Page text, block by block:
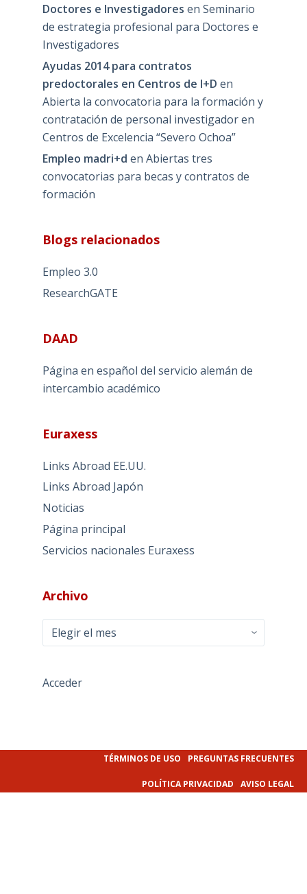
Doctores e Investigadores en Seminario
de estrategia profesional para Doctores e
Investigadores
Ayudas 2014 para contratos
predoctorales en Centros de I+D en
Abierta la convocatoria para la formación y
contratación de personal investigador en
Centros de Excelencia “Severo Ochoa”
Empleo madri+d en Abiertas tres
convocatorias para becas y contratos de
formación
Blogs relacionados
Empleo 3.0
ResearchGATE
DAAD
Página en español del servicio alemán de
intercambio académico
Euraxess
Links Abroad EE.UU.
Links Abroad Japón
Noticias
Página principal
Servicios nacionales Euraxess
Archivo
Archivo
Acceder
TÉRMINOS DE USO PREGUNTAS FRECUENTES
POLÍTICA PRIVACIDAD AVISO LEGAL